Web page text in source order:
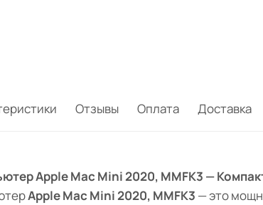
Отзывы Оплата Доставка
Apple Mac Mini 2020, MMFK3 —
Apple Mac Mini 2020, MMFK3 — это